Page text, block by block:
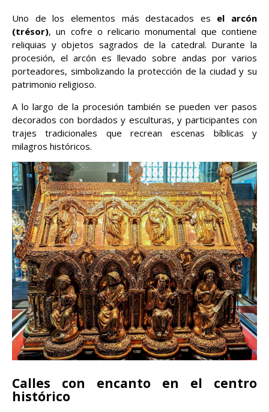
Uno de los elementos más destacados es el arcón
(trésor), un cofre o relicario monumental que contiene
reliquias y objetos sagrados de la catedral. Durante la
procesión, el arcón es llevado sobre andas por varios
porteadores, simbolizando la protección de la ciudad y su
patrimonio religioso.
A lo largo de la procesión también se pueden ver pasos
decorados con bordados y esculturas, y participantes con
trajes tradicionales que recrean escenas bíblicas y
milagros históricos.
Calles con encanto en el centro
histórico